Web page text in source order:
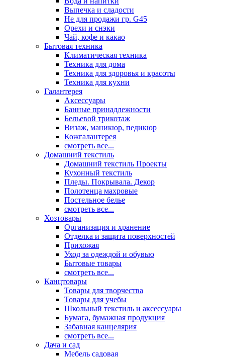
Выпечка и сладости
Не для продажи гр. G45
Орехи и снэки
Чай, кофе и какао
Бытовая техника
Климатическая техника
Техника для дома
Техника для здоровья и красоты
Техника для кухни
Галантерея
Аксессуары
Банные принадлежности
Бельевой трикотаж
Визаж, маникюр, педикюр
Кожгалантерея
смотреть все...
Домашний текстиль
Домашний текстиль Проекты
Кухонный текстиль
Пледы. Покрывала. Декор
Полотенца махровые
Постельное белье
смотреть все...
Хозтовары
Организация и хранение
Отделка и защита поверхностей
Прихожая
Уход за одеждой и обувью
Бытовые товары
смотреть все...
Канцтовары
Товары для творчества
Товары для учебы
Школьный текстиль и аксессуары
Бумага, бумажная продукция
Забавная канцелярия
смотреть все...
Дача и сад
Мебель садовая